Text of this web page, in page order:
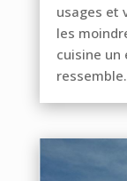
usages et
les
cuisine un